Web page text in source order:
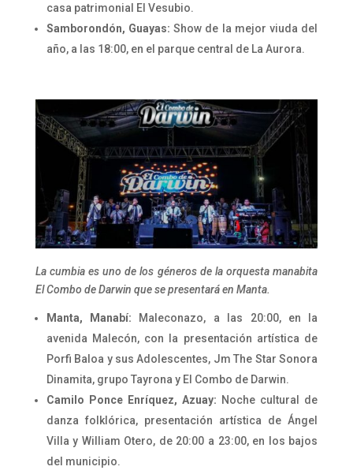
casa patrimonial El Vesubio.
Samborondón, Guayas: Show de la mejor viuda del
año, a las 18:00, en el parque central de La Aurora.
​La cumbia es uno de los géneros de la orquesta manabita
El Combo de Darwin que se presentará en Manta.
Manta, Manabí: Maleconazo, a las 20:00, en la
avenida Malecón, con la presentación artística de
Porfi Baloa y sus Adolescentes, Jm The Star Sonora
Dinamita, grupo Tayrona y El Combo de Darwin.
Camilo Ponce Enríquez, Azuay: Noche cultural de
danza folklórica, presentación artística de Ángel
Villa y William Otero, de 20:00 a 23:00, en los bajos
del municipio.